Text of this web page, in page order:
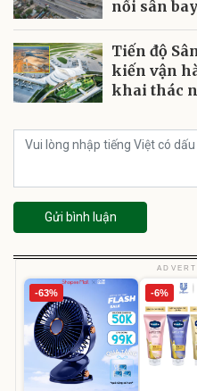
nối sân
Tiến độ
kiến vận
khai thác
Gửi bình luận
-63% -6%